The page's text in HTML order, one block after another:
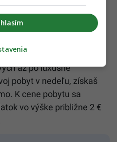
prekvapením, adventné
koledami a
typoch izieb – od
až po luxusné
pobyt v nedeľu, získaš
K cene pobytu sa
vo výške približne 2 €